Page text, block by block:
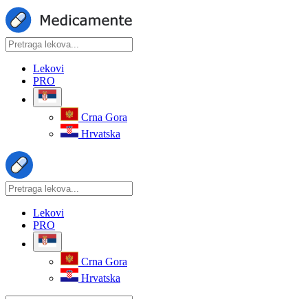
Lekovi
PRO
Crna Gora
Hrvatska
Lekovi
PRO
Crna Gora
Hrvatska